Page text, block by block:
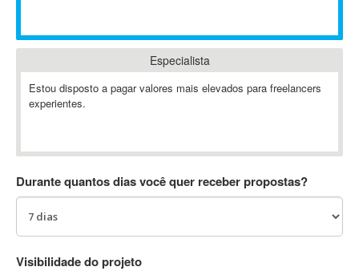
Ableton Push
Abstract Window Toolkit (AWT)
Absynth
ACARS
AccountMate
ACDSee
ACID Pro
ACPI
Acrobat
Especialista
Estou disposto a pagar valores mais elevados para freelancers
experientes.
Durante quantos dias você quer receber propostas?
Visibilidade do projeto